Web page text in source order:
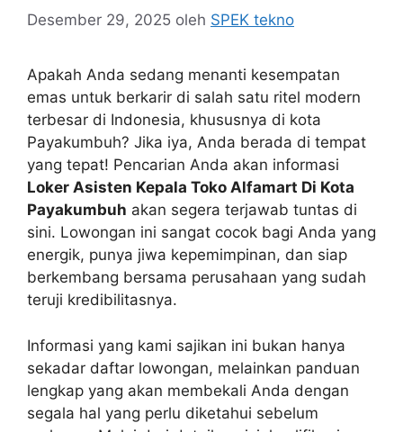
Desember 29, 2025 oleh SPEK tekno
Apakah Anda sedang menanti kesempatan
emas untuk berkarir di salah satu ritel modern
terbesar di Indonesia, khususnya di kota
Payakumbuh? Jika iya, Anda berada di tempat
yang tepat! Pencarian Anda akan informasi
Loker Asisten Kepala Toko Alfamart Di Kota
Payakumbuh akan segera terjawab tuntas di
sini. Lowongan ini sangat cocok bagi Anda yang
energik, punya jiwa kepemimpinan, dan siap
berkembang bersama perusahaan yang sudah
teruji kredibilitasnya.
Informasi yang kami sajikan ini bukan hanya
sekadar daftar lowongan, melainkan panduan
lengkap yang akan membekali Anda dengan
segala hal yang perlu diketahui sebelum